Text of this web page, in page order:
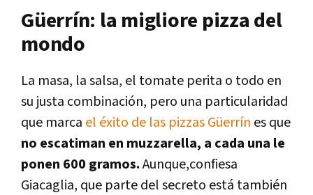
Güerrín: la migliore pizza del
mondo
La masa, la salsa, el tomate perita o todo en
su justa combinación, pero una particularidad
que marca el éxito de las pizzas Güerrín es que
no escatiman en muzzarella, a cada una le
ponen 600 gramos.Aunque,confiesa
Giacaglia, que parte del secreto está también